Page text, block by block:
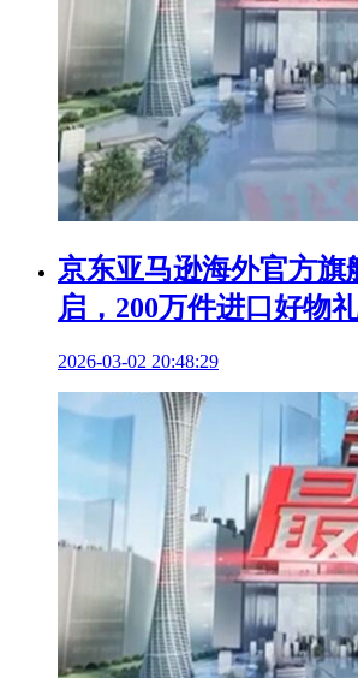
京东亚马逊海外官方旗
启，200万件进口好物
2026-03-02 20:48:29